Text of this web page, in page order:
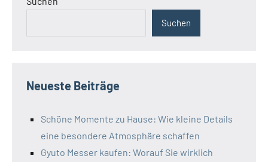
Suchen
Neueste Beiträge
Schöne Momente zu Hause: Wie kleine Details
eine besondere Atmosphäre schaffen
Gyuto Messer kaufen: Worauf Sie wirklich